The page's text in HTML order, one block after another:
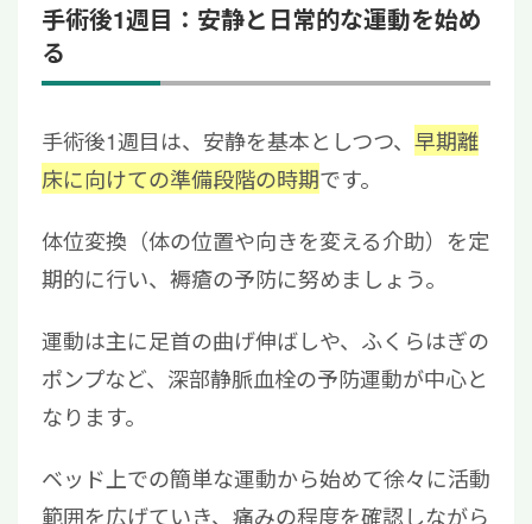
手術後1週目：安静と日常的な運動を始め
る
手術後1週目は、安静を基本としつつ、 早期離
床に向けての準備段階の時期です。
体位変換 （体の位置や向きを変える介助） を定
期的に行い、褥瘡の予防に努めましょう。
運動は主に足首の曲げ伸ばしや、ふくらはぎの
ポンプなど、深部静脈血栓の予防運動が中心と
なります。
ベッド上での簡単な運動から始めて徐々に活動
範囲を広げていき、 痛みの程度を確認しながら